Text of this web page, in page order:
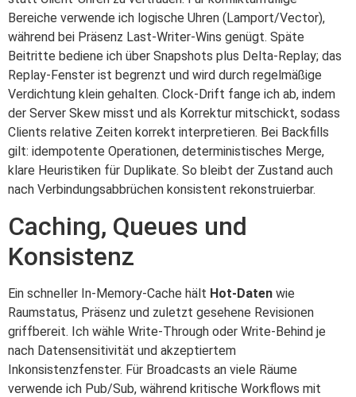
Bereiche verwende ich logische Uhren (Lamport/Vector),
während bei Präsenz Last-Writer-Wins genügt. Späte
Beitritte bediene ich über Snapshots plus Delta-Replay; das
Replay-Fenster ist begrenzt und wird durch regelmäßige
Verdichtung klein gehalten. Clock-Drift fange ich ab, indem
der Server Skew misst und als Korrektur mitschickt, sodass
Clients relative Zeiten korrekt interpretieren. Bei Backfills
gilt: idempotente Operationen, deterministisches Merge,
klare Heuristiken für Duplikate. So bleibt der Zustand auch
nach Verbindungsabbrüchen konsistent rekonstruierbar.
Caching, Queues und
Konsistenz
Ein schneller In-Memory-Cache hält Hot-Daten wie
Raumstatus, Präsenz und zuletzt gesehene Revisionen
griffbereit. Ich wähle Write-Through oder Write-Behind je
nach Datensensitivität und akzeptiertem
Inkonsistenzfenster. Für Broadcasts an viele Räume
verwende ich Pub/Sub, während kritische Workflows mit